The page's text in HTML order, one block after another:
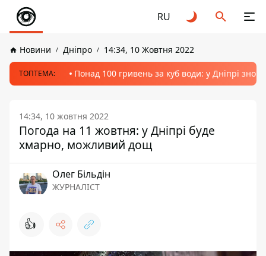
RU
Новини Дніпро 14:34, 10 Жовтня 2022
ТОПТЕМА: Понад 100 гривень за куб води: у Дніпрі
14:34, 10 жовтня 2022
Погода на 11 жовтня: у Дніпрі буде
хмарно, можливий дощ
Олег Більдін
ЖУРНАЛІСТ
👍